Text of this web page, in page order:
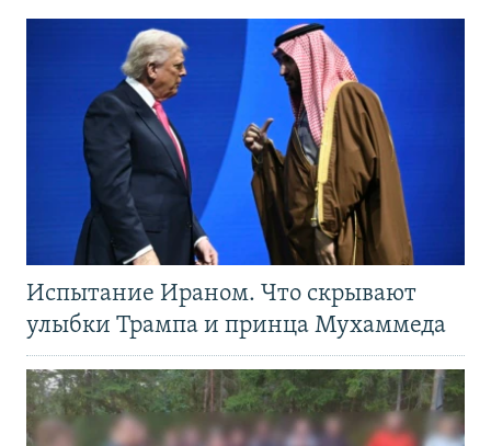
Испытание Ираном. Что скрывают
улыбки Трампа и принца Мухаммеда